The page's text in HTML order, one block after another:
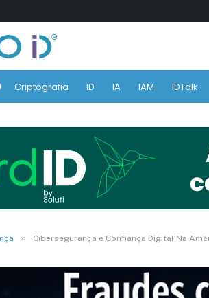
Criptografia ID IA IAM IDTalk
» Cibersegurança e Confiança Digital Na